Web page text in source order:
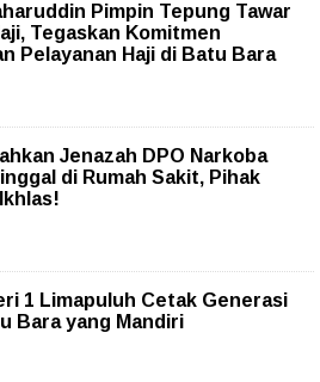
Pimpin Tepung Tawar
Tegaskan Komitmen
Pelayanan Haji di Batu Bara
Jenazah DPO Narkoba
di Rumah Sakit, Pihak
1 Limapuluh Cetak Generasi
Bara yang Mandiri